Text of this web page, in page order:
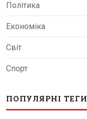
Політика
Економіка
Світ
Спорт
ПОПУЛЯРНІ ТЕГИ